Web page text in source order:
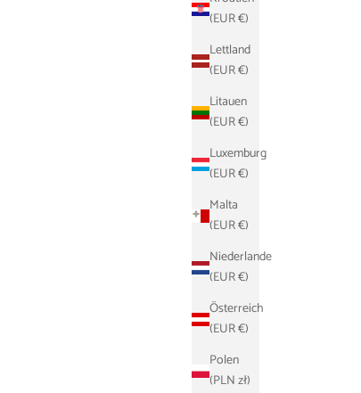
(EUR €)
Lettland
(EUR €)
Litauen
(EUR €)
Luxemburg
(EUR €)
Malta
(EUR €)
Niederlande
(EUR €)
Österreich
(EUR €)
Polen
(PLN zł)